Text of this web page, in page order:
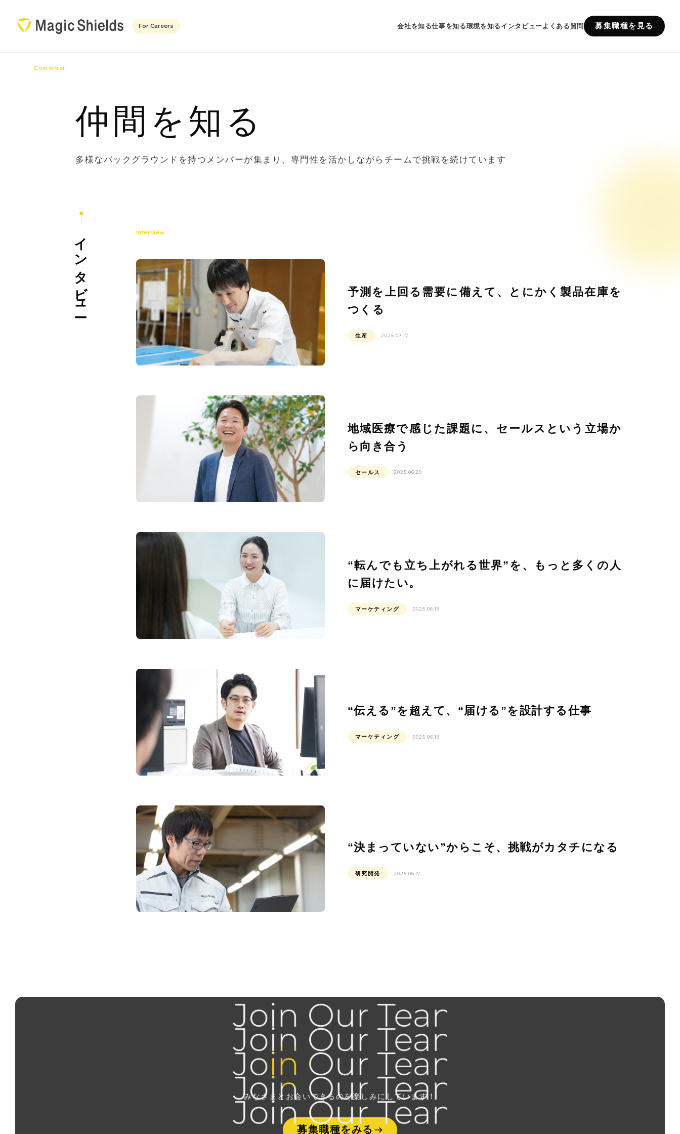
For Careers 会社を知る仕事を知る環境を知る インタビュー よくある質問 募集職種を見る
Coworker
仲間を知る
多様なバックグラウンドを持つメンバーが集まり、専門性を活かしながらチームで挑戦を続けています
インタビュー Interview
予測を上回る需要に備えて、とにかく製品在庫を
つくる
生産 2025.07.17
地域医療で感じた課題に、セールスという立場か
ら向き合う
セールス 2025.06.20
“転んでも立ち上がれる世界”を、もっと多くの人
に届けたい。
マーケティング 2025.06.19
“伝える”を超えて、“届ける”を設計する仕事
マーケティング 2025.06.18
“決まっていない”からこそ、挑戦がカタチになる
研究開発 2025.06.17
みなさまとお会いできるのを楽しみにしています！
募集職種をみる